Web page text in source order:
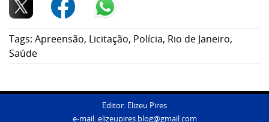
Tags: Apreensão, Licitação, Polícia, Rio de Janeiro,
Saúde
Editor: Elizeu Pires
e-mail:elizeupires.blog@gmail.com